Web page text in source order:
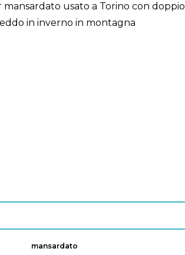
usato a Torino con doppio
in inverno in montagna
mansardato